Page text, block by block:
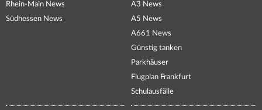
Rhein-Main News
Südhessen News
A3 News
A5 News
A661 News
Günstig tanken
Parkhäuser
Flugplan Frankfurt
Schulausfälle